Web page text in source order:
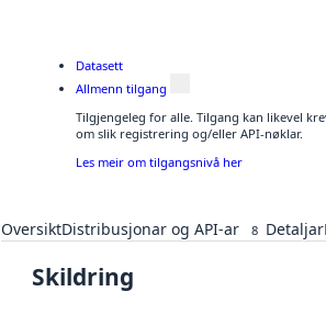
Datasett
Allmenn tilgang
Tilgjengeleg for alle. Tilgang kan likevel
om slik registrering og/eller API-nøklar.
Les meir om tilgangsnivå her
OversiktDistribusjonar og API-ar 8 Detaljar
Skildring